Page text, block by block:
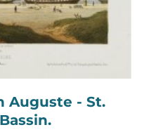
Auguste - St.